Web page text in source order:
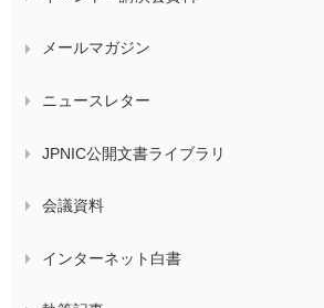
メールマガジン
ニュースレター
JPNIC公開文書ライブラリ
会議資料
インターネット白書